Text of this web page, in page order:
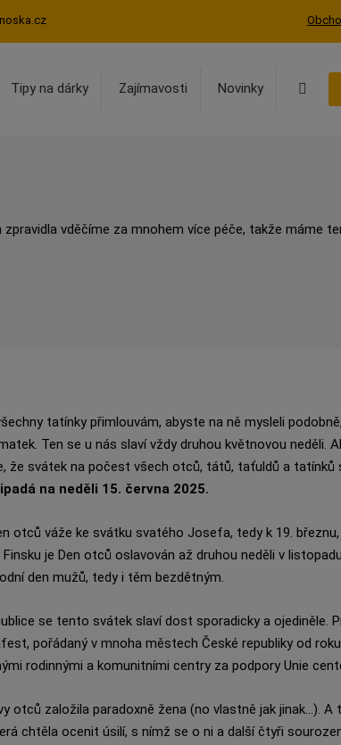
Tipy na dárky Zajímavosti Novinky
vděčíme za mnohem více péče, takže máme
tatínky přimlouvám, abyste na ně mysleli
Ten se u nás slaví vždy druhou květnovou neděli.
že svátek na počest všech otců, tátů, taťuldů a tatínků
na neděli 15. června 2025.
otců váže ke svátku svatého Josefa, tedy k 19.
Finsku je Den otců oslavován až druhou neděli v
den mužů, tedy i těm bezdětným.
se tento svátek slaví dost sporadicky a ojediněle.
pořádaný v mnoha městech České republiky od
rodinnými a komunitními centry za podpory Unie
otců založila paradoxně žena (no vlastně jak jinak...).
chtěla ocenit úsilí, s nímž se o ni a další čtyři